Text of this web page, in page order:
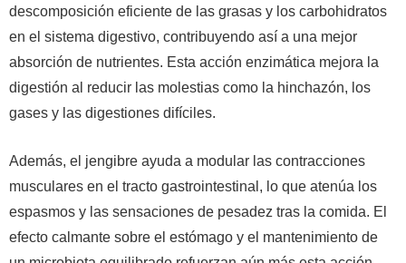
descomposición eficiente de las grasas y los carbohidratos
en el sistema digestivo, contribuyendo así a una mejor
absorción de nutrientes. Esta acción enzimática mejora la
digestión al reducir las molestias como la hinchazón, los
gases y las digestiones difíciles.
Además, el jengibre ayuda a modular las contracciones
musculares en el tracto gastrointestinal, lo que atenúa los
espasmos y las sensaciones de pesadez tras la comida. El
efecto calmante sobre el estómago y el mantenimiento de